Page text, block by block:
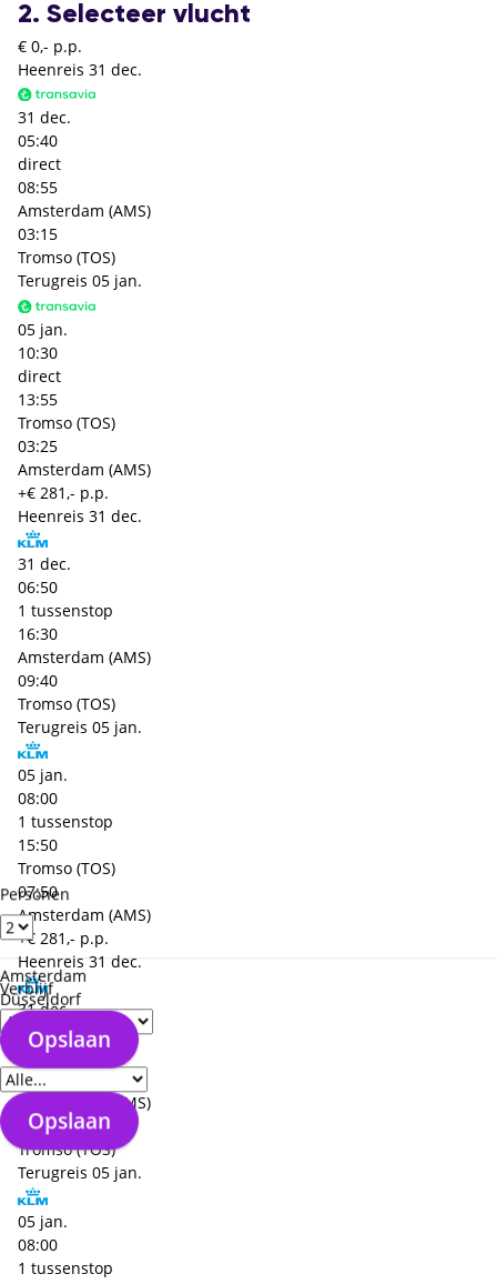
Personen
Verblijf
Verzorgingstype
Opslaan
Amsterdam
Düsseldorf
Opslaan
2. Selecteer vlucht
€ 0,- p.p.
Heenreis 31 dec.
31 dec.
05:40
direct
08:55
Amsterdam (AMS)
03:15
Tromso (TOS)
Terugreis 05 jan.
05 jan.
10:30
direct
13:55
Tromso (TOS)
03:25
Amsterdam (AMS)
+€ 281,- p.p.
Heenreis 31 dec.
31 dec.
06:50
1 tussenstop
16:30
Amsterdam (AMS)
09:40
Tromso (TOS)
Terugreis 05 jan.
05 jan.
08:00
1 tussenstop
15:50
Tromso (TOS)
07:50
Amsterdam (AMS)
+€ 281,- p.p.
Heenreis 31 dec.
31 dec.
08:25
1 tussenstop
16:30
Amsterdam (AMS)
08:05
Tromso (TOS)
Terugreis 05 jan.
05 jan.
08:00
1 tussenstop